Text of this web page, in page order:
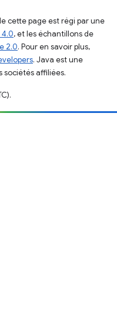
cette page est régi par une
, et les échantillons de
2.0. Pour en savoir plus,
. Java est une
sociétés affiliées.